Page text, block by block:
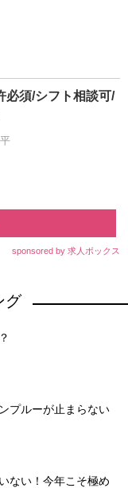
必須/シフト相談可/
sponsored by 求人ボックス
グ
プルーが止まらない
ない！今年こそ極め